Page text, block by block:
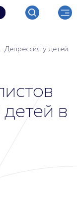
Депрессия у детей
в